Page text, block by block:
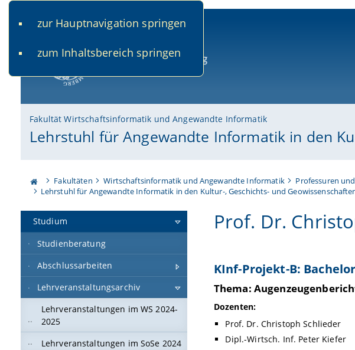
zur Hauptnavigation springen
zum Inhaltsbereich springen
Fakultät Wirtschaftsinformatik und Angewandte Informatik
Lehrstuhl für Angewandte Informatik in den
Fakultäten Wirtschaftsinformatik und Angewandte Informatik Professuren
Lehrstuhl für Angewandte Informatik in den Kultur-, Geschichts- und
Studium
Studienberatung
Abschlussarbeiten
Lehrveranstaltungsarchiv
Lehrveranstaltungen im WS 2024-
2025
Lehrveranstaltungen im SoSe 2024
Prof. Dr.
KInf-Projekt-B:
Thema:
Dozenten:
Prof. Dr. Christoph Schlieder
Dipl.-Wirtsch. Inf. Peter Kiefer